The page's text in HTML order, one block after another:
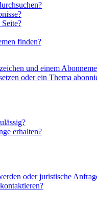
finden?
und einem
oder ein Thema
erhalten?
oder juristische